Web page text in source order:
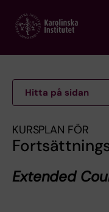
main
Hitta på sidan
KURSPLAN FÖR
Extended